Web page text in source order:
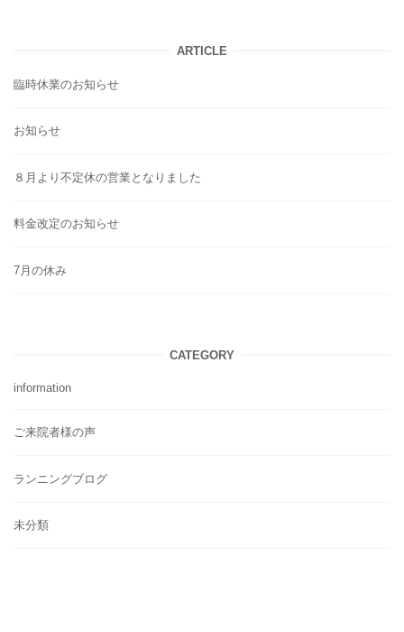
ARTICLE
臨時休業のお知らせ
お知らせ
８月より不定休の営業となりました
料金改定のお知らせ
7月の休み
CATEGORY
information
ご来院者様の声
ランニングブログ
未分類